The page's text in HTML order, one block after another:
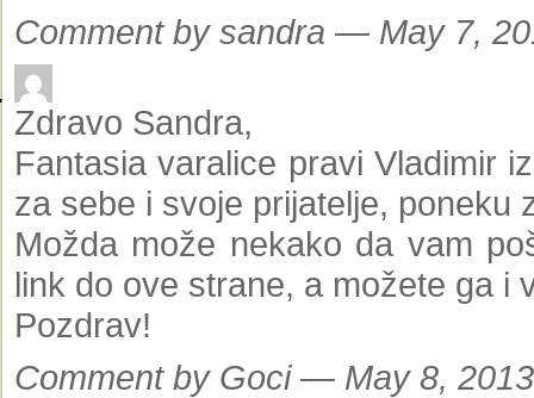
Comment by sandra — May 7,
Zdravo Sandra,
Fantasia varalice pravi Vladimir
za sebe i svoje prijatelje, poneku
Možda može nekako da vam
link do ove strane, a možete ga i
Pozdrav!
Comment by Goci — May 8,